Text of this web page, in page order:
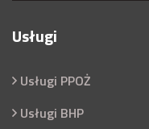
Usługi
Usługi PPOŻ
Usługi BHP